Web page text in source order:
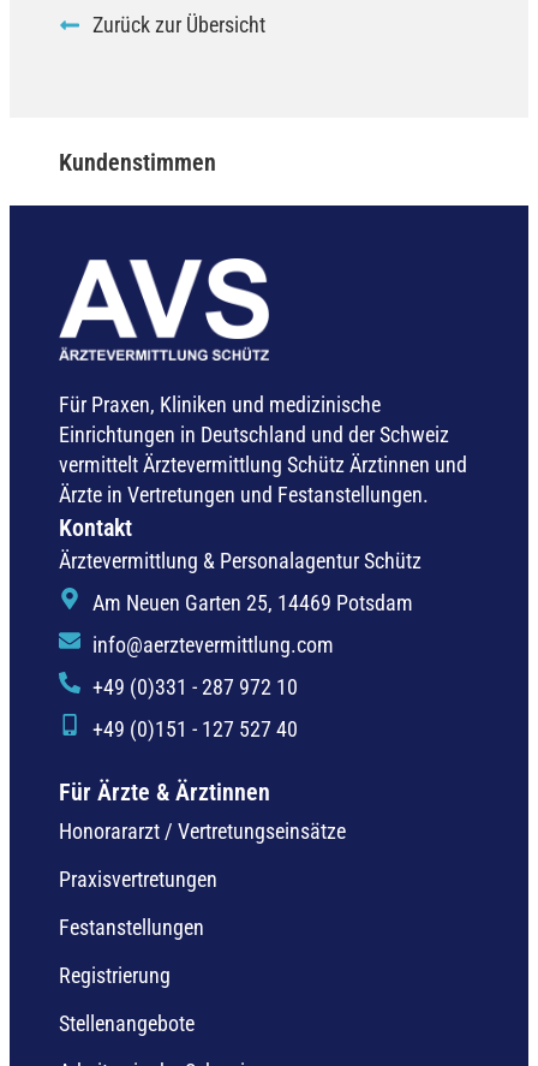
Zurück zur Übersicht
Kundenstimmen
Für Praxen, Kliniken und medizinische
Einrichtungen in Deutschland und der Schweiz
vermittelt Ärztevermittlung Schütz Ärztinnen und
Ärzte in Vertretungen und Festanstellungen.
Für Ärzte & Ärztinnen
Honorararzt / Vertretungseinsätze
Praxisvertretungen
Festanstellungen
Registrierung
Stellenangebote
Kontakt
Ärztevermittlung & Personalagentur Schütz
Am Neuen Garten 25, 14469 Potsdam
info@aerztevermittlung.com
+49 (0)331 - 287 972 10
+49 (0)151 - 127 527 40